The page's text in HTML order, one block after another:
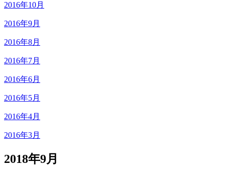
2016年10月
2016年9月
2016年8月
2016年7月
2016年6月
2016年5月
2016年4月
2016年3月
2018年9月